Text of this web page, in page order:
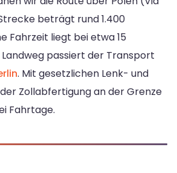
beträgt rund 1.400
Fahrzeit liegt bei etwa 15
passiert der Transport
. Mit gesetzlichen Lenk- und
Zollabfertigung an der Grenze
Fahrtage.